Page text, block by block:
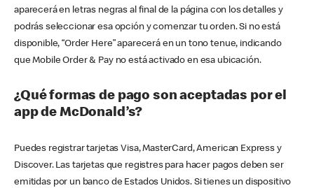
aparecerá en letras negras al final de la página con los detalles y
podrás seleccionar esa opción y comenzar tu orden. Si no está
disponible, “Order Here” aparecerá en un tono tenue, indicando
que Mobile Order & Pay no está activado en esa ubicación.
¿Qué formas de pago son aceptadas por el
app de McDonald’s?
Puedes registrar tarjetas Visa, MasterCard, American Express y
Discover. Las tarjetas que registres para hacer pagos deben ser
emitidas por un banco de Estados Unidos. Si tienes un dispositivo